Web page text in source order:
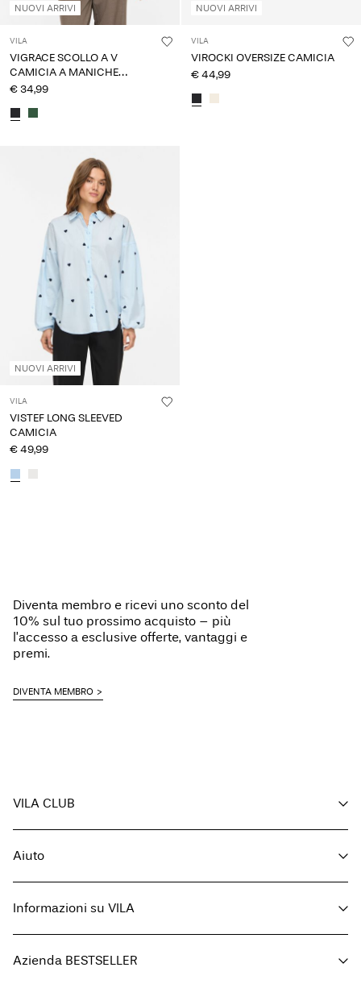
NUOVI ARRIVI
VILA
VIGRACE SCOLLO A V
CAMICIA A MANICHE
LUNGHE
€ 34,99
NUOVI ARRIVI
VILA
VIROCKI OVERSIZE CAMICIA
€ 44,99
NUOVI ARRIVI
VILA
VISTEF LONG SLEEVED
CAMICIA
€ 49,99
Diventa membro e ricevi uno sconto del
10% sul tuo prossimo acquisto – più
l’accesso a esclusive offerte, vantaggi e
premi.
DIVENTA MEMBRO
VILA CLUB
Diventa membro
Il mio account
Monitora ordine
Aiuto
Restituisci qui
Modalità di consegna
Guida delle taglie
Informazioni su VILA
Trova un punto vendita
Azienda BESTSELLER